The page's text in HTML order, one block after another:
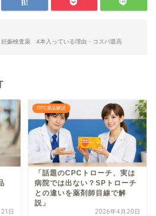
娠検査薬 4本入っている理由・コスパ最高
日
OTC薬品解説
「話題のCPCトローチ、実は
病院では出ない？SPトローチ
との違いを薬剤師目線で解
説」
2026年4月20日